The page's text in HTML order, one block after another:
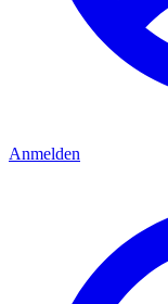
Anmelden